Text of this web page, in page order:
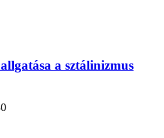
a sztálinizmus